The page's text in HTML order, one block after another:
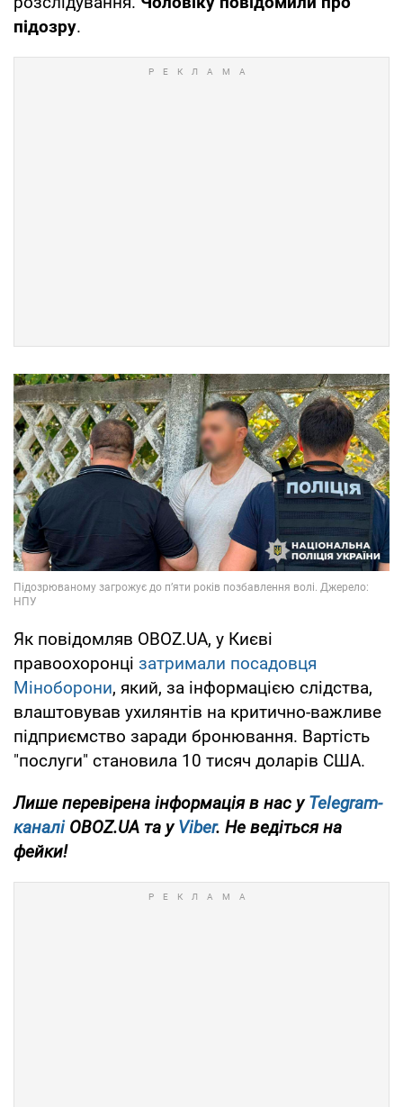
підозру.
Як повідомляв OBOZ.UA, у Києві
правоохоронці затримали посадовця
Міноборони, який, за інформацією слідства,
влаштовував ухилянтів на критично-важливе
підприємство заради бронювання. Вартість
"послуги" становила 10 тисяч доларів США.
Лише перевірена інформація в нас уTelegram-
каналіOBOZ.UA та уViber. Не ведіться на
фейки!